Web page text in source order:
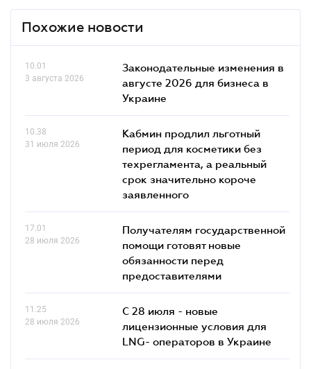
Похожие новости
10.01
3 августа 2026
Законодательные изменения в
августе 2026 для бизнеса в
Украине
10.38
31 июля 2026
Кабмин продлил льготный
период для косметики без
техрегламента, а реальный
срок значительно короче
заявленного
17.01
28 июля 2026
Получателям государственной
помощи готовят новые
обязанности перед
предоставителями
11.25
28 июля 2026
С 28 июля - новые
лицензионные условия для
LNG- операторов в Украине